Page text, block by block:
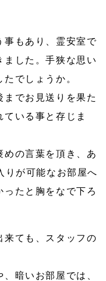
事もあり、霊安室で
ました。手狭な思い
でしょうか。
でお見送りを果た
いる事と存じま
めの言葉を頂き、あ
りが可能なお部屋へ
ったと胸をなで下ろ
来ても、スタッフの
暗いお部屋では、